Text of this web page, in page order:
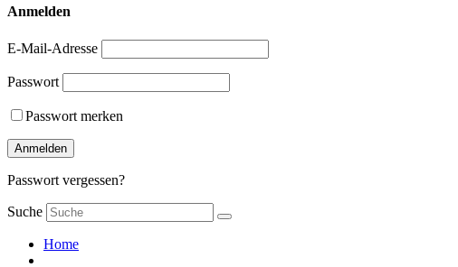
Anmelden
E-Mail-Adresse
Passwort
Passwort merken
Anmelden
Passwort vergessen?
Suche
Home